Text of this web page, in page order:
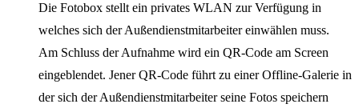
Die Fotobox stellt ein privates WLAN zur Verfügung in
welches sich der Außendienstmitarbeiter einwählen muss.
Am Schluss der Aufnahme wird ein QR-Code am Screen
eingeblendet. Jener QR-Code führt zu einer Offline-Galerie in
der sich der Außendienstmitarbeiter seine Fotos speichern